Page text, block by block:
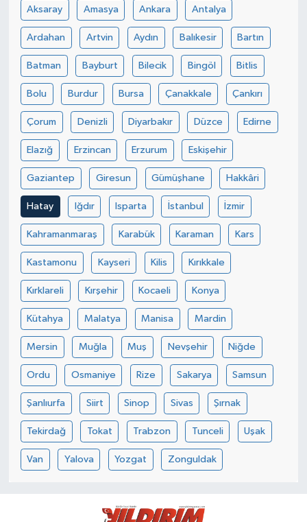
Aksaray Amasya Ankara Antalya
Ardahan Artvin Aydın Balıkesir Bartın
Batman Bayburt Bilecik Bingöl Bitlis
Bolu Burdur Bursa Çanakkale Çankırı
Çorum Denizli Diyarbakır Düzce Edirne
Elazığ Erzincan Erzurum Eskişehir
Gaziantep Giresun Gümüşhane Hakkâri
Hatay Iğdır Isparta İstanbul İzmir
Kahramanmaraş Karabük Karaman Kars
Kastamonu Kayseri Kilis Kırıkkale
Kırklareli Kırşehir Kocaeli Konya
Kütahya Malatya Manisa Mardin
Mersin Muğla Muş Nevşehir Niğde
Ordu Osmaniye Rize Sakarya Samsun
Şanlıurfa Siirt Sinop Sivas Şırnak
Tekirdağ Tokat Trabzon Tunceli Uşak
Van Yalova Yozgat Zonguldak